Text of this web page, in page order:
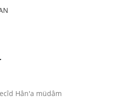
Hân'a müdâm